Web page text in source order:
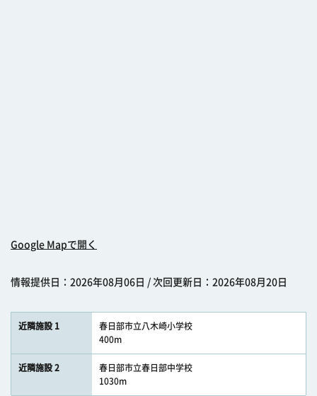
Google Mapで開く
情報提供日：2026年08月06日 / 次回更新日：2026年08月20日
近隣施設 1
春日部市立八木崎小学校
400m
近隣施設 2
春日部市立春日部中学校
1030m